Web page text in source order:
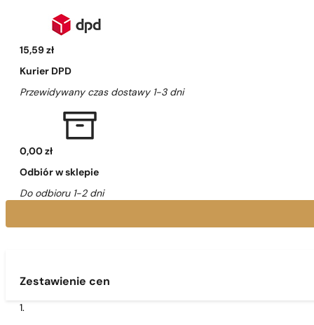
15,59 zł
Kurier DPD
Przewidywany czas dostawy 1-3 dni
0,00 zł
Odbiór w sklepie
Do odbioru 1-2 dni
Zestawienie cen